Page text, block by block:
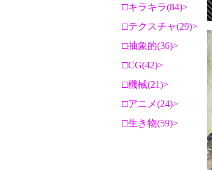
キラキラ(84)
テクスチャ(29)
抽象的(36)
CG(42)
機械(21)
アニメ(24)
生き物(59)